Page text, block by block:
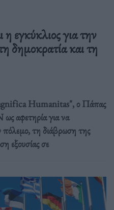
εγκύκλιος για την
δημοκρατία και τη
Humanitas", ο Πάπας
αφετηρία για να
πόλεμο, τη διάβρωση της
εξουσίας σε